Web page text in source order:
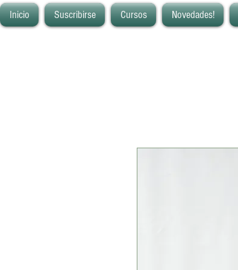
Inicio Suscribirse Cursos Novedades!